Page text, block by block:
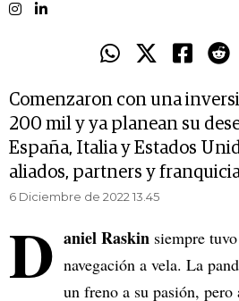
Comenzaron con una
200 mil y ya planean su
España, Italia y Estados
aliados, partners y
6 Diciembre de 2022 13.45
D aniel Raskin siempre
navegación a vela. La
un freno a su pasión, pero